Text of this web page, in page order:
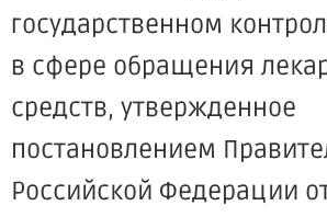
государственном
в сфере обращения
средств, утвержденное
постановлением
Российской Федерации